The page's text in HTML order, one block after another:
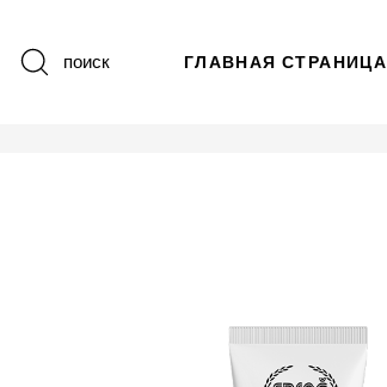
поиск ГЛАВНАЯ СТРАНИЦА